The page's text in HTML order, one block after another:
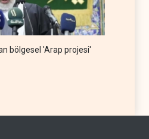
bölgesel 'Arap projesi'